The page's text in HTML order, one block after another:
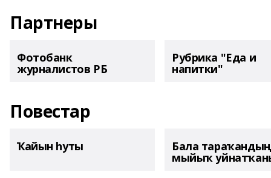
Партнеры
Фотобанк
журналистов РБ
Рубрика "Еда и
напитки"
Повестар
Ҡайын һуты Бала тараҡандың
мыйыҡ